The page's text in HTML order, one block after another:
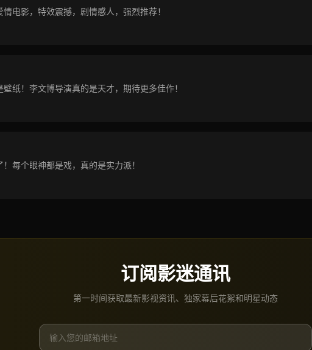
电影，特效震撼，剧情感人，强烈推荐！
纸！李文博导演真的是天才，期待更多佳作！
每个眼神都是戏，真的是实力派！
订阅影迷通讯
第一时间获取最新影视资讯、独家幕后花絮和明星动态